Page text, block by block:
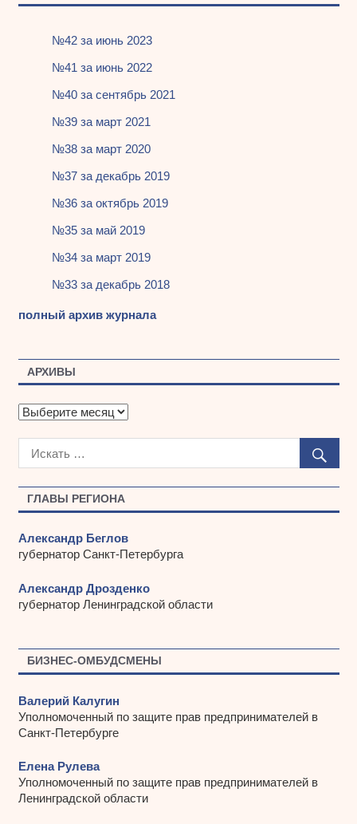
ГЛАВЫ РЕГИОНА
Александр Беглов
губернатор Санкт-Петербурга
Александр Дрозденко
губернатор Ленинградской области
БИЗНЕС-ОМБУДСМЕНЫ
Валерий Калугин
Уполномоченный по защите прав предпринимателей в
Санкт-Петербурге
Елена Рулева
Уполномоченный по защите прав предпринимателей в
Ленинградской области
№42 за июнь 2023
№41 за июнь 2022
№40 за сентябрь 2021
№39 за март 2021
№38 за март 2020
№37 за декабрь 2019
№36 за октябрь 2019
№35 за май 2019
№34 за март 2019
№33 за декабрь 2018
полный архив журнала
АРХИВЫ
А
х
ы